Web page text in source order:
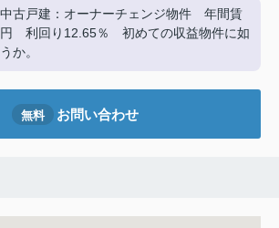
古戸建：オーナーチェンジ物件 年間賃
利回り12.65％ 初めての収益物件に如
か。
無料 お問い合わせ